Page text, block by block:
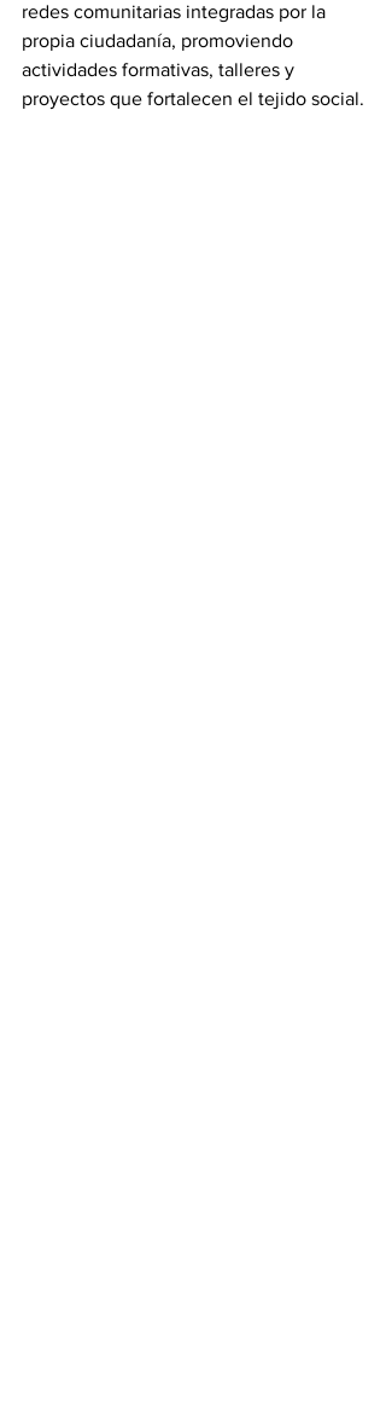
redes comunitarias integradas por la
propia ciudadanía, promoviendo
actividades formativas, talleres y
proyectos que fortalecen el tejido social.